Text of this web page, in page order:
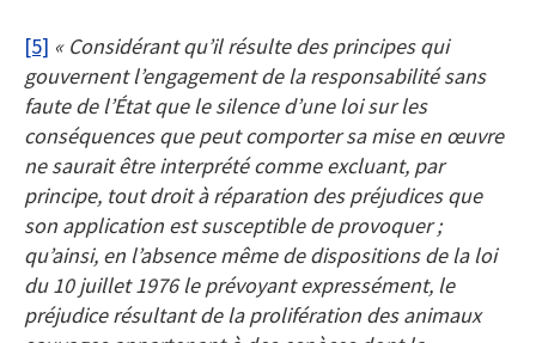
[5] « Considérant qu’il résulte des principes qui
gouvernent l’engagement de la responsabilité sans
faute de l’État que le silence d’une loi sur les
conséquences que peut comporter sa mise en œuvre
ne saurait être interprété comme excluant, par
principe, tout droit à réparation des préjudices que
son application est susceptible de provoquer ;
qu’ainsi, en l’absence même de dispositions de la loi
du 10 juillet 1976 le prévoyant expressément, le
préjudice résultant de la prolifération des animaux